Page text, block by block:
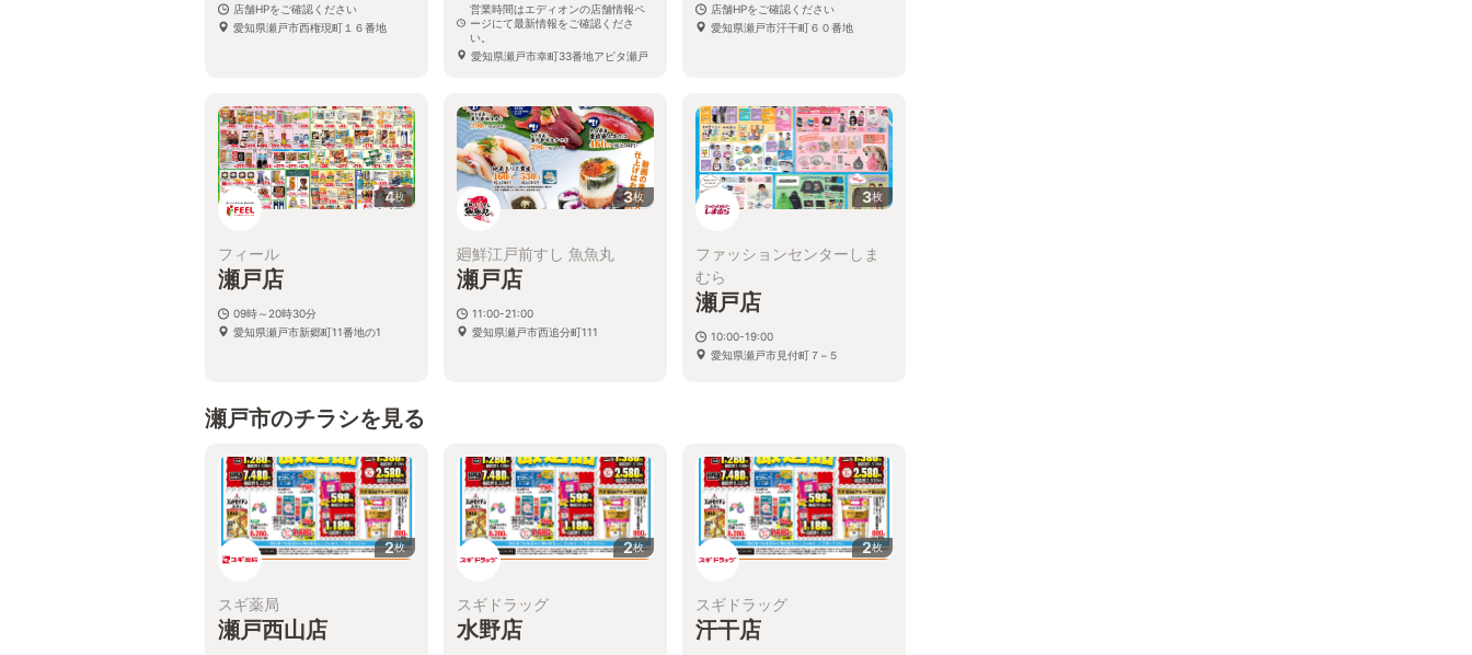
店舗HPをご確認ください
愛知県瀬戸市西権現町１６番地
営業時間はエディオンの店舗情報ペ
ージにて最新情報をご確認くださ
い。
愛知県瀬戸市幸町33番地アピタ瀬戸
店舗HPをご確認ください
愛知県瀬戸市汗干町６０番地
4枚
フィール
瀬戸店
09時～20時30分
愛知県瀬戸市新郷町11番地の1
3枚
廻鮮江戸前すし 魚魚丸
瀬戸店
11:00-21:00
愛知県瀬戸市西追分町111
3枚
ファッションセンターしま
むら
瀬戸店
10:00-19:00
愛知県瀬戸市見付町７−５
瀬戸市のチラシを見る
2枚
スギ薬局
瀬戸西山店
2枚
スギドラッグ
水野店
2枚
スギドラッグ
汗干店